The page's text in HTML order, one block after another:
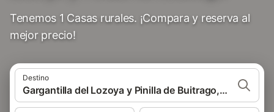
Tenemos 1 Casas rurales. ¡Compara y reserva al
mejor precio!
Destino
Gargantilla del Lozoya y Pinilla de Buitrago, España